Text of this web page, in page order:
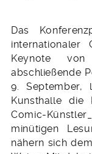
Das
internationaler
Keynote
abschließende
9. September,
Kunsthalle die
Comic-
minütigen
nähern sich